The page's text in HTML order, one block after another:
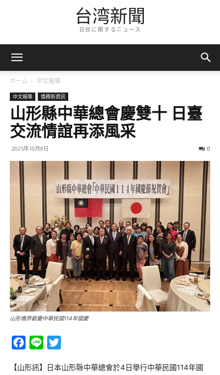
台湾新聞
日台に関するニュース
ホーム 中文報導
中文報導 僑務新資訊
山形縣中華總會慶雙十 日臺
交流情誼再添風采
2025年10月8日 0
山形僑界歡慶中華民國114年國慶
Facebook
Line
【山形訊】日本山形縣中華總會於4日舉行中華民國114年國